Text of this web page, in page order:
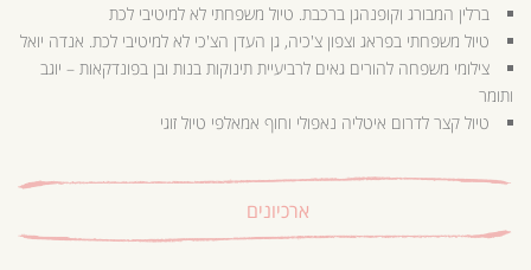
ברלין המבורג וקופנהגן ברכבת. טיול משפחתי לא למיטיבי לכת
טיול משפחתי בפראג וצפון צ'כיה, גן העדן הצ'כי לא למיטיבי לכת. אנדה יואל
צילומי משפחה להורים גאים לרביעיית תינוקות בנות ובן בפונדקאות – יוגב
ותומר
טיול קצר לדרום איטליה נאפולי וחוף אמאלפי טיול זוגי
ארכיונים